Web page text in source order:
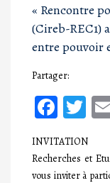
« Rencontre
(Cireb-REC1)
entre pouvoir
Partager:
INVITATION
Recherches et
vous inviter à